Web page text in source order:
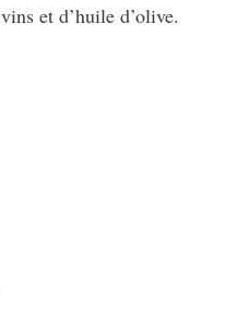
et d’huile d’olive.